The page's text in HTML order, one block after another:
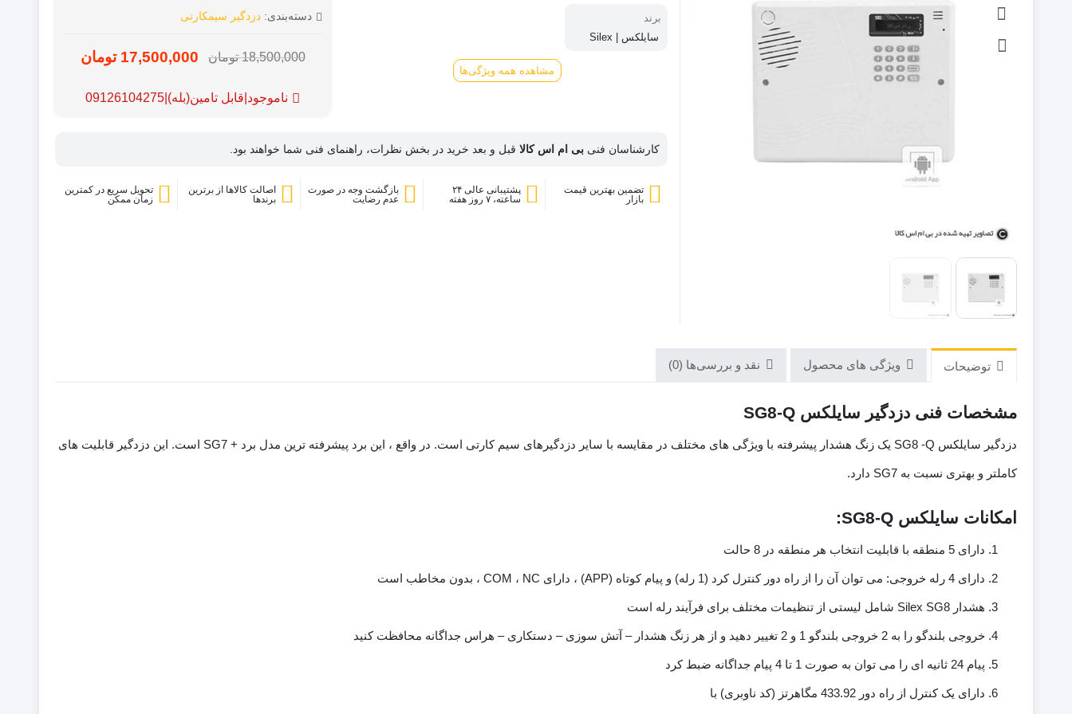
برند
سایلکس | Silex
مشاهده همه ویژگی‌ها
دسته‌بندی: دزدگیر سیمکارتی
18,500,000 تومان
قیمت
اصلی:
17,500,000 تومان
قیمت
فعلی:
ناموجود|قابل تامین(بله)|09126104275
کارشناسان فنی بی ام اس کالاقبل و بعد خرید در بخش نظرات، راهنمای فنی شما خواهند بود.
تضمین بهترین قیمت
بازار
پشتیبانی عالی ۲۴
ساعته، ۷ روز هفته
بازگشت وجه در صورت
عدم رضایت
اصالت کالاها از برترین
برندها
تحویل سریع در کمترین
زمان ممکن
توضیحات ویژگی های محصول نقد و بررسی‌ها (0)
مشخصات فنی دزدگیر سایلکس SG8-Q
دزدگیر سایلکس SG8 -Q یک زنگ هشدار پیشرفته با ویژگی های مختلف در مقایسه با سایر دزدگیرهای سیم کارتی است. در واقع ، این برد پیشرفته ترین مدل برد + SG7 است. این دزدگیر قابلیت های
کاملتر و بهتری نسبت به SG7 دارد.
امکانات سایلکس SG8-Q:
دارای 5 منطقه با قابلیت انتخاب هر منطقه در 8 حالت
دارای 4 رله خروجی: می توان آن را از راه دور کنترل کرد (1 رله) و پیام کوتاه (APP) ، دارای COM ، NC ، بدون مخاطب است
هشدار Silex SG8 شامل لیستی از تنظیمات مختلف برای فرآیند رله است
خروجی بلندگو را به 2 خروجی بلندگو 1 و 2 تغییر دهید و از هر زنگ هشدار – آتش سوزی – دستکاری – هراس جداگانه محافظت کنید
پیام 24 ثانیه ای را می توان به صورت 1 تا 4 پیام جداگانه ضبط کرد
دارای یک کنترل از راه دور 433.92 مگاهرتز (کد ناوبری) با